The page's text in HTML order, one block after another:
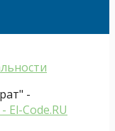
-
El-Code.RU